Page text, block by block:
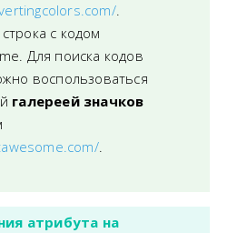
.
с кодом
Для поиска кодов
воспользоваться
галереей значков
.
атрибута на